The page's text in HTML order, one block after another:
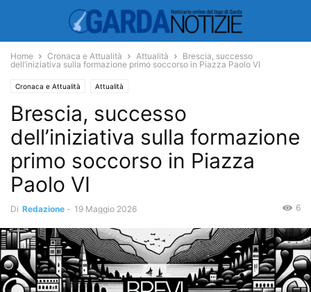
Home Cronaca e Attualità Attualità
Brescia, successo
dell’iniziativa sulla formazione primo soccorso in Piazza Paolo VI
Cronaca e Attualità Attualità
Brescia, successo
dell’iniziativa sulla formazione
primo soccorso in Piazza
Paolo VI
Di Redazione - 19 Maggio 2026 6